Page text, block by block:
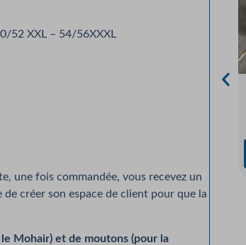
52 XXL – 54/56XXXL
une fois commandée, vous recevez un
créer son espace de client pour que la
Mohair) et de moutons (pour la